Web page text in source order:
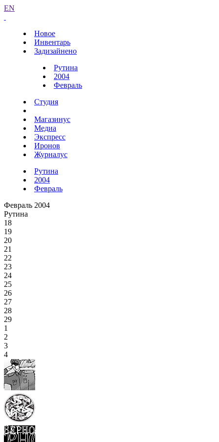
EN
Новое
Инвентарь
Задизайнено
Рутина
2004
Февраль
Студия
Магазинус
Медиа
Экспресс
Иронов
Журналус
Рутина
2004
Февраль
Февраль 2004
Рутина
18
19
20
21
22
23
24
25
26
27
28
29
1
2
3
4